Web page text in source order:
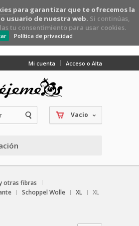
para garantizar que te ofrecemos la
usuario de nuestra web. Si continúas,
tu consentimiento para usar cookies.
Política de privacidad
Mi cuenta Acceso o Alta
Vacio
otras fibras
Schoppel Wolle XL
XL